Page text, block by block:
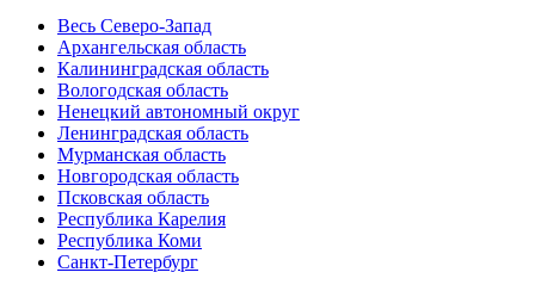
Весь Северо-Запад
Архангельская область
Калининградская область
Вологодская область
Ненецкий автономный округ
Ленинградская область
Мурманская область
Новгородская область
Псковская область
Республика Карелия
Республика Коми
Санкт-Петербург